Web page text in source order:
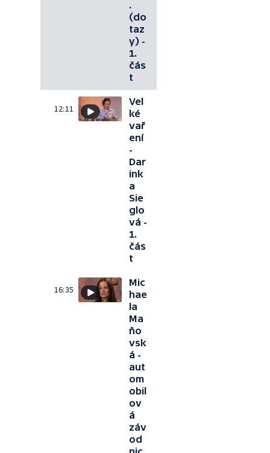
.
(do
taz
y) -
1.
čás
t
12:11
Vel
ké
vař
ení
-
Dar
ink
a
Sie
glo
vá -
1.
čás
t
16:35
Mic
hae
la
Ma
ňo
vsk
á -
aut
om
obil
ov
á
záv
od